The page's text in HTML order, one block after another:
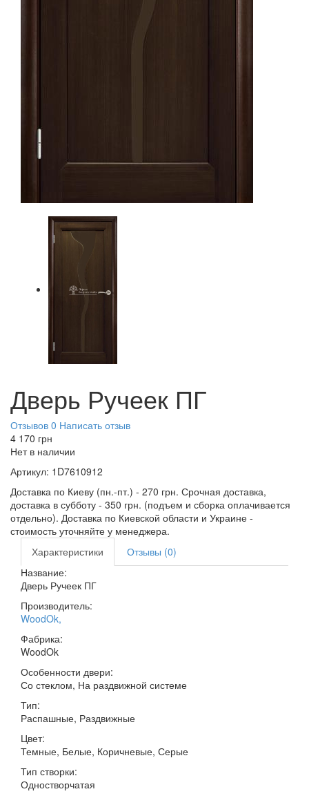
Дверь Ручеек ПГ
Отзывов 0 Написать отзыв
4 170 грн
Нет в наличии
Артикул: 1D7610912
Доставка по Киеву (пн.-пт.) - 270 грн. Срочная доставка,
доставка в субботу - 350 грн. (подъем и сборка оплачивается
отдельно). Доставка по Киевской области и Украине -
стоимость уточняйте у менеджера.
Характеристики
Отзывы (0)
Название:
Дверь Ручеек ПГ
Производитель:
WoodOk,
Фабрика:
WoodOk
Особенности двери:
Со стеклом, На раздвижной системе
Тип:
Распашные, Раздвижные
Цвет:
Темные, Белые, Коричневые, Серые
Тип створки:
Одностворчатая